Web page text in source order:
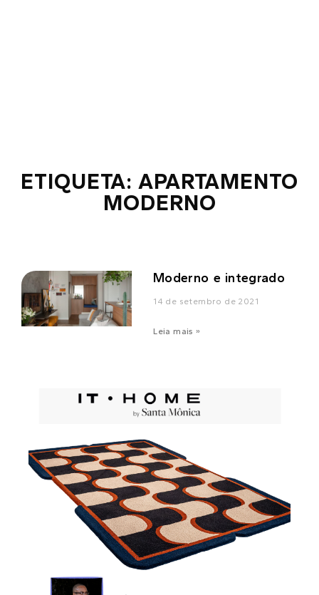
ETIQUETA: APARTAMENTO
MODERNO
Moderno e integrado
14 de setembro de 2021
Leia mais »